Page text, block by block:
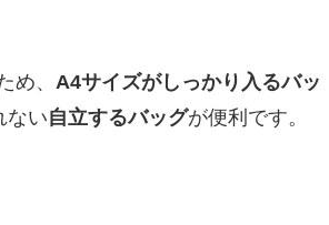
め、 A4サイズがしっかり入るバッ
ない自立するバッグが便利です。